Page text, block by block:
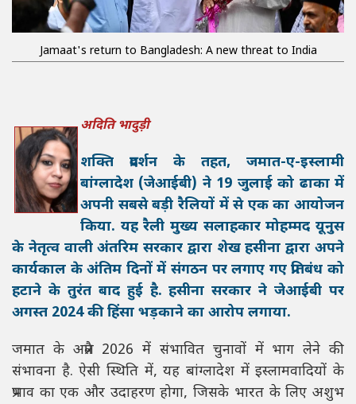
Jamaat's return to Bangladesh: A new threat to India
अदिति भादुड़ी
शक्ति प्रदर्शन के तहत, जमात-ए-इस्लामी
बांग्लादेश (जेआईबी) ने 19 जुलाई को ढाका में
अपनी सबसे बड़ी रैलियों में से एक का आयोजन
किया. यह रैली मुख्य सलाहकार मोहम्मद यूनुस
के नेतृत्व वाली अंतरिम सरकार द्वारा शेख हसीना द्वारा अपने
कार्यकाल के अंतिम दिनों में संगठन पर लगाए गए प्रतिबंध को
हटाने के तुरंत बाद हुई है. हसीना सरकार ने जेआईबी पर
अगस्त 2024 की हिंसा भड़काने का आरोप लगाया.
जमात के अप्रैल 2026 में संभावित चुनावों में भाग लेने की
संभावना है. ऐसी स्थिति में, यह बांग्लादेश में इस्लामवादियों के
प्रभाव का एक और उदाहरण होगा, जिसके भारत के लिए अशुभ